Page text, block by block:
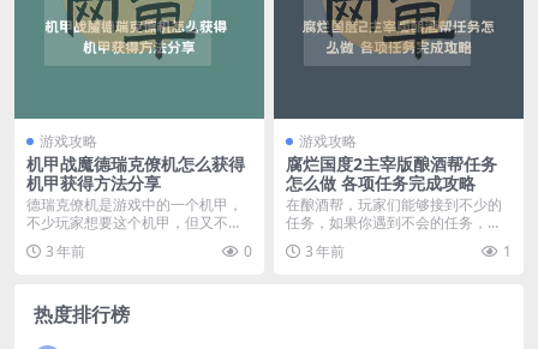
游戏攻略
机甲战魔德瑞克僚机怎么获得
机甲获得方法分享
德瑞克僚机是游戏中的一个机甲，
不少玩家想要这个机甲，但又不知
道如何获得，下面我们...
3 年前 0
游戏攻略
腐烂国度2主宰版酿酒帮任务
怎么做 各项任务完成攻略
在酿酒帮，玩家们能够接到不少的
任务，如果你遇到不会的任务，不
妨看看我们下面的腐烂...
3 年前 1
热度排行榜